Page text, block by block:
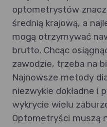
optometrystów
średnią krajową, a
mogą otrzymywać
brutto. Chcąc
zawodzie, trzeba na
Najnowsze metody
niezwykle dokładne i
wykrycie wielu
Optometryści muszą